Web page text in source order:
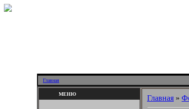
Главная
МЕНЮ Главная »